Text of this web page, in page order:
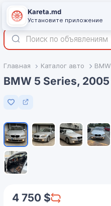
Главная Каталог авто BMW
BMW 5 Series, 2005
Добавить в избранное
4 750 $
Kareta.md
Установите приложение